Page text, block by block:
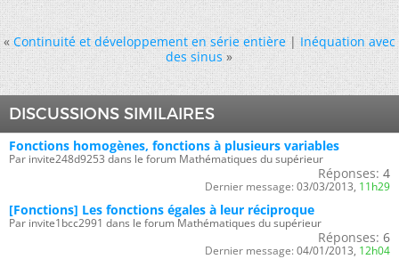
« Continuité et développement en série entière |Inéquation avec
des sinus »
DISCUSSIONS SIMILAIRES
Fonctions homogènes, fonctions à plusieurs variables
Par invite248d9253 dans le forum Mathématiques du supérieur
Réponses: 4
Dernier message: 03/03/2013, 11h29
[Fonctions] Les fonctions égales à leur réciproque
Par invite1bcc2991 dans le forum Mathématiques du supérieur
Réponses: 6
Dernier message: 04/01/2013, 12h04